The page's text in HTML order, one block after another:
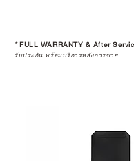
ในอุปกรณ์ที่คุณรัก มีคุ
ประสบการณ์ที่สมบูรณ์แ
*FULL WARRANTY & After
รับประกัน พร้อมบริการหลังการขาย